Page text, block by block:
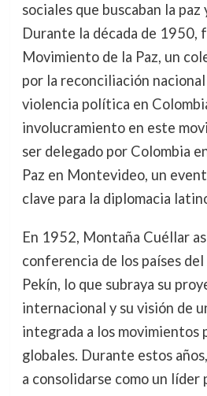
sociales que buscaban la
Durante la década de 1950,
Movimiento de la Paz, un
por la reconciliación
violencia política en
involucramiento en este
ser delegado por Colombia
Paz en Montevideo, un
clave para la diplomacia
En 1952, Montaña Cuéllar
conferencia de los países
Pekín, lo que subraya su
internacional y su visión de
integrada a los movimientos
globales. Durante estos
a consolidarse como un